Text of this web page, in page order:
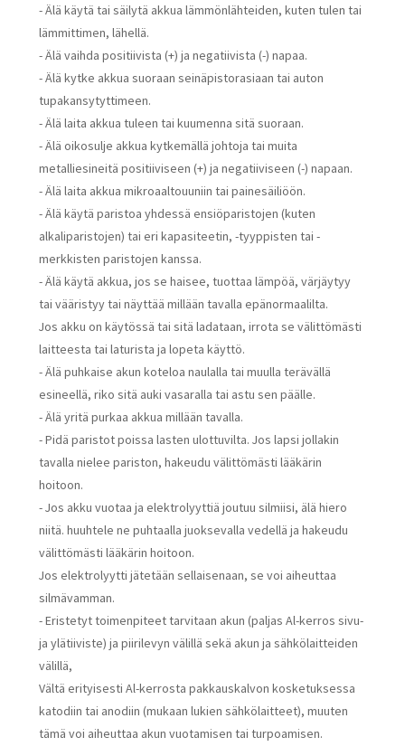
- Älä käytä tai säilytä akkua lämmönlähteiden, kuten tulen tai
lämmittimen, lähellä.
- Älä vaihda positiivista (+) ja negatiivista (-) napaa.
- Älä kytke akkua suoraan seinäpistorasiaan tai auton
tupakansytyttimeen.
- Älä laita akkua tuleen tai kuumenna sitä suoraan.
- Älä oikosulje akkua kytkemällä johtoja tai muita
metalliesineitä positiiviseen (+) ja negatiiviseen (-) napaan.
- Älä laita akkua mikroaaltouuniin tai painesäiliöön.
- Älä käytä paristoa yhdessä ensiöparistojen (kuten
alkaliparistojen) tai eri kapasiteetin, -tyyppisten tai -
merkkisten paristojen kanssa.
- Älä käytä akkua, jos se haisee, tuottaa lämpöä, värjäytyy
tai vääristyy tai näyttää millään tavalla epänormaalilta.
Jos akku on käytössä tai sitä ladataan, irrota se välittömästi
laitteesta tai laturista ja lopeta käyttö.
- Älä puhkaise akun koteloa naulalla tai muulla terävällä
esineellä, riko sitä auki vasaralla tai astu sen päälle.
- Älä yritä purkaa akkua millään tavalla.
- Pidä paristot poissa lasten ulottuvilta. Jos lapsi jollakin
tavalla nielee pariston, hakeudu välittömästi lääkärin
hoitoon.
- Jos akku vuotaa ja elektrolyyttiä joutuu silmiisi, älä hiero
niitä. huuhtele ne puhtaalla juoksevalla vedellä ja hakeudu
välittömästi lääkärin hoitoon.
Jos elektrolyytti jätetään sellaisenaan, se voi aiheuttaa
silmävamman.
- Eristetyt toimenpiteet tarvitaan akun (paljas Al-kerros sivu-
ja ylätiiviste) ja piirilevyn välillä sekä akun ja sähkölaitteiden
välillä,
Vältä erityisesti Al-kerrosta pakkauskalvon kosketuksessa
katodiin tai anodiin (mukaan lukien sähkölaitteet), muuten
tämä voi aiheuttaa akun vuotamisen tai turpoamisen.